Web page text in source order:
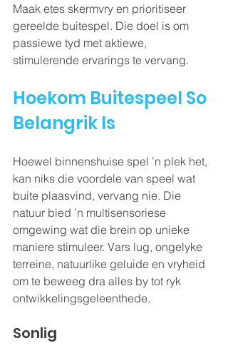
Maak etes skermvry en prioritiseer
gereelde buitespel. Die doel is om
passiewe tyd met aktiewe,
stimulerende ervarings te vervang.
Hoekom Buitespeel So
Belangrik Is
Hoewel binnenshuise spel ’n plek het,
kan niks die voordele van speel wat
buite plaasvind, vervang nie. Die
natuur bied ’n multisensoriese
omgewing wat die brein op unieke
maniere stimuleer. Vars lug, ongelyke
terreine, natuurlike geluide en vryheid
om te beweeg dra alles by tot ryk
ontwikkelingsgeleenthede.
Sonlig